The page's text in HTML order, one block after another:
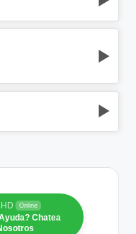
Online
Chatea